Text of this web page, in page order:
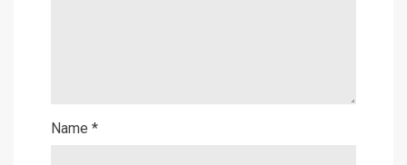
Name *